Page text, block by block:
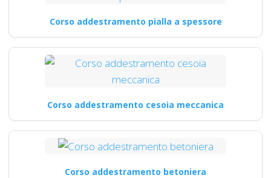
Corso addestramento pialla a spessore
Corso addestramento cesoia meccanica
Corso addestramento betoniera